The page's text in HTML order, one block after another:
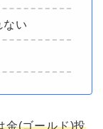
ない
金(ゴールド)投